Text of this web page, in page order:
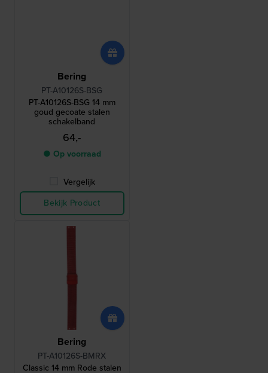
Bering
PT-A10126S-BSG
PT-A10126S-BSG 14 mm
goud gecoate stalen
schakelband
64,-
● Op voorraad
Vergelijk
Bekijk Product
Bering
PT-A10126S-BMRX
Classic 14 mm Rode stalen